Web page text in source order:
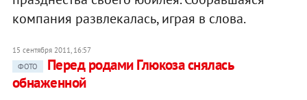
компания развлекалась, играя в слова.
15 сентября 2011, 16:57
ФОТО
Перед родами Глюкоза снялась
обнаженной